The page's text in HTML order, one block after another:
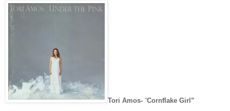
Tori Amos- “Cornflake Girl”